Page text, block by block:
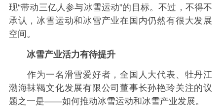
现“带动三亿人参与冰雪运动”的目标。不过，不得不
承认，冰雪运动和冰雪产业在国内仍然有很大发展
空间。
冰雪产业活力有待提升
作为一名滑雪爱好者，全国人大代表、牡丹江
渤海靺鞨文化发展有限公司董事长孙艳玲关注的议
题之一是——如何推动冰雪运动和冰雪产业发展。